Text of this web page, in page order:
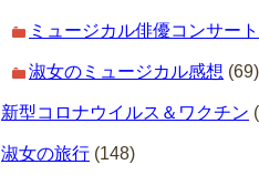
ミュージカル俳優コンサート
淑女のミュージカル感想 (69)
新型コロナウイルス＆ワクチン
淑女の旅行 (148)